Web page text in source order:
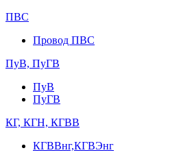
ПВС
Провод ПВС
ПуВ, ПуГВ
ПуВ
ПуГВ
КГ, КГН, КГВВ
КГВВнг,КГВЭнг